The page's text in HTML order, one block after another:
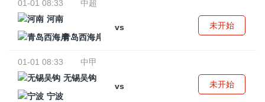
01-01 08:33
中超
河南
vs
青岛西海岸
未开始
01-01 08:33
中甲
无锡吴钩
vs
宁波
未开始